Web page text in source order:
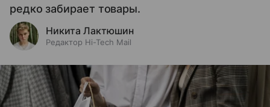
редко забирает товары.
Никита Лактюшин
Редактор Hi-Tech Mail